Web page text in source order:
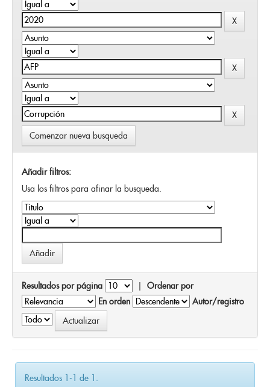
Comenzar nueva busqueda
Añadir filtros:
Usa los filtros para afinar la busqueda.
Resultados por página | Ordenar por
En orden
Autor/registro
Resultados 1-1 de 1.